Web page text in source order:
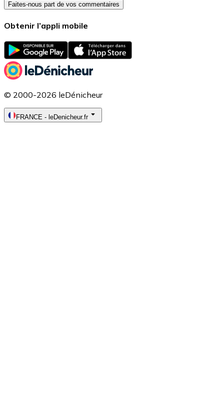
Faites-nous part de vos commentaires
Obtenir l’appli mobile
© 2000-2026 leDénicheur
FRANCE - leDenicheur.fr